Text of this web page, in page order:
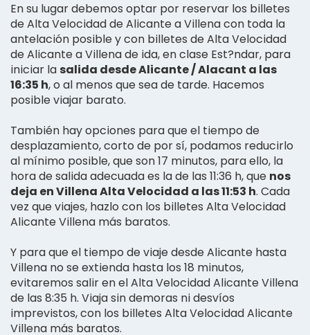
En su lugar debemos optar por reservar los billetes
de Alta Velocidad de Alicante a Villena con toda la
antelación posible y con billetes de Alta Velocidad
de Alicante a Villena de ida, en clase Est?ndar, para
iniciar lasalida desde Alicante / Alacant a las
16:35 h, o al menos que sea de tarde. Hacemos
posible viajar barato.
También hay opciones para que el tiempo de
desplazamiento, corto de por sí, podamos reducirlo
al mínimo posible, que son 17 minutos, para ello, la
hora de salida adecuada es la de las 11:36 h, que nos
deja en Villena Alta Velocidad a las 11:53 h. Cada
vez que viajes, hazlo con los billetes Alta Velocidad
Alicante Villena más baratos.
Y para que el tiempo de viaje desde Alicante hasta
Villena no se extienda hasta los 18 minutos,
evitaremos salir en el Alta Velocidad Alicante Villena
de las 8:35 h. Viaja sin demoras ni desvíos
imprevistos, con los billetes Alta Velocidad Alicante
Villena más baratos.